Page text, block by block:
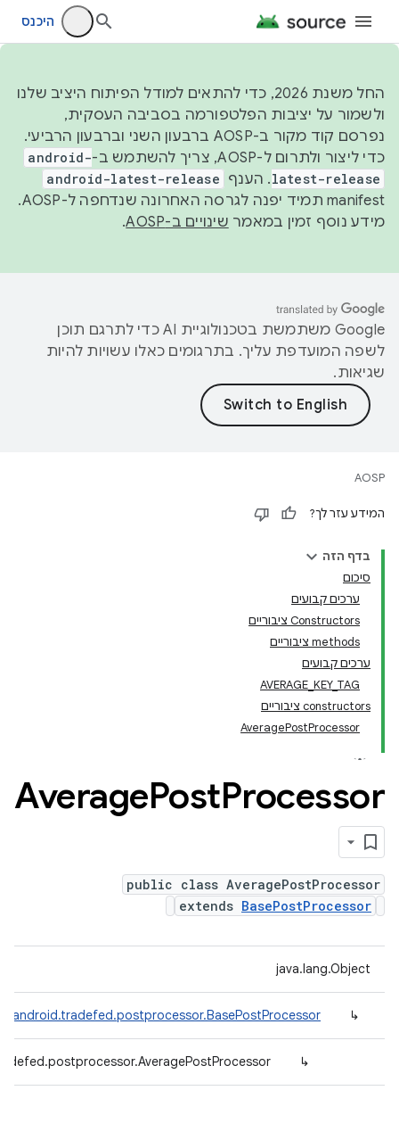
היכנס
החל משנת 2026, כדי להתאים למודל הפיתוח היציב שלנו
ולשמור על יציבות הפלטפורמה בסביבה העסקית,
נפרסם קוד מקור ב-AOSP ברבעון השני וברבעון הרביעי.
כדי ליצור ולתרום ל-AOSP, צריך להשתמש ב-
android-
latest-release. הענף android-latest-release
manifest תמיד יפנה לגרסה האחרונה שנדחפה ל-AOSP.
מידע נוסף זמין במאמר שינויים ב-AOSP .
‫Google משתמשת בטכנולוגיית AI כדי לתרגם תוכן
לשפה המועדפת עליך. בתרגומים כאלו עשויות להיות
שגיאות.
AOSP
המידע עזר לך?
בדף הזה
סיכום
ערכים קבועים
‫Constructors ציבוריים
‫methods ציבוריים
ערכים קבועים
AVERAGE_KEY_TAG
‫constructors ציבוריים
AveragePostProcessor
AveragePostProcessor
public class AveragePostProcessor
extends BasePostProcessor
java.lang.Object
↳
↳